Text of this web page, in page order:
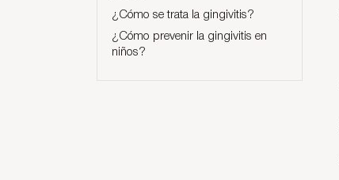
¿Cómo se trata la gingivitis?
¿Cómo prevenir la gingivitis en
niños?